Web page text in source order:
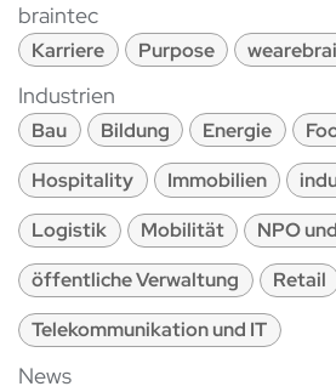
braintec
Karriere Purpose
Industrien
Bau Bildung Energie
Hospitality
Immobilien
Logistik
Mobilität
NPO
öffentliche Verwaltung
Retail
Telekommunikation und IT
News